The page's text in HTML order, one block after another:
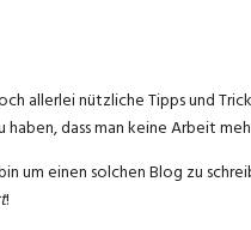
allerlei nützliche Tipps und
dass man keine Arbeit
um einen solchen Blog zu
!